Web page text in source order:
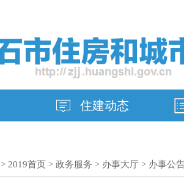
住建动态
> 2019首页 > 政务服务 > 办事大厅 > 办事公